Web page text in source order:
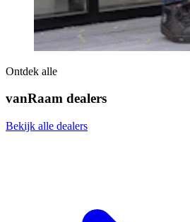
Ontdek alle
vanRaam dealers
Bekijk alle dealers